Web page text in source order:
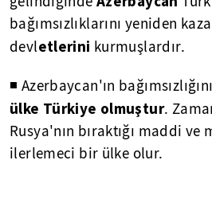
bağımsızlıklarını yeniden
devletlerini kurmuşlardır.
◾ Azerbaycan'ın bağımsızlığını
ülke Türkiye olmuştur.
Rusya'nın bıraktığı maddi
ilerlemeci bir ülke olur.